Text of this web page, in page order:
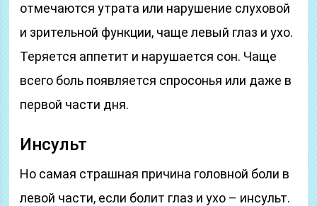
отмечаются утрата или нарушение слуховой
и зрительной функции, чаще левый глаз и ухо.
Теряется аппетит и нарушается сон. Чаще
всего боль появляется спросонья или даже в
первой части дня.
Инсульт
Но самая страшная причина головной боли в
левой части, если болит глаз и ухо – инсульт.